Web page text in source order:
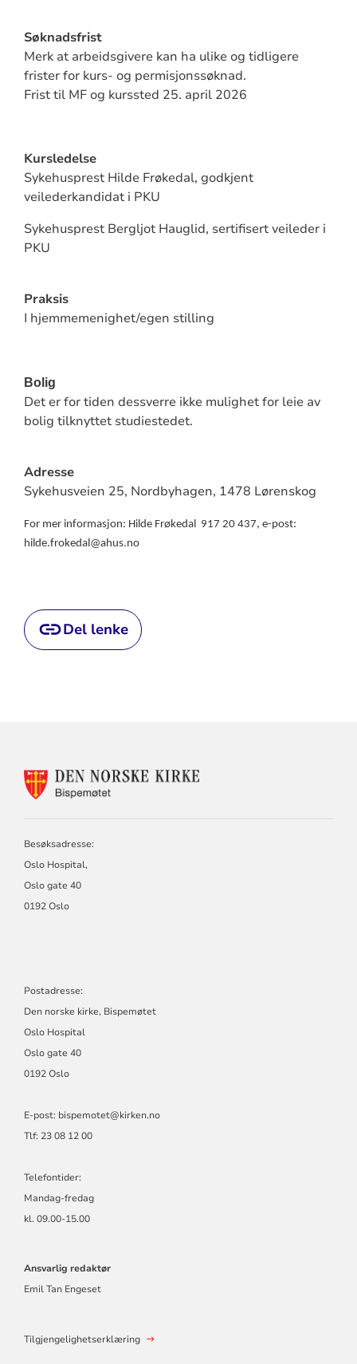
Søknadsfrist
Merk at arbeidsgivere kan ha ulike og tidligere
frister for kurs- og permisjonssøknad.
Frist til MF og kurssted 25. april 2026
Kursledelse
Sykehusprest Hilde Frøkedal, godkjent
veilederkandidat i PKU
Sykehusprest Bergljot Hauglid, sertifisert veileder i
PKU
Praksis
I hjemmemenighet/egen stilling
Bolig
Det er for tiden dessverre ikke mulighet for leie av
bolig tilknyttet studiestedet.
Adresse
Sykehusveien 25, Nordbyhagen, 1478 Lørenskog
For mer informasjon: Hilde Frøkedal
917 20 437, e-post:
hilde.frokedal@ahus.no
Del lenke
KONTAKTINFORMASJON
Besøksadresse:
Oslo Hospital,
Oslo gate 40
0192 Oslo
Postadresse:
Den norske kirke, Bispemøtet
Oslo Hospital
Oslo gate 40
0192 Oslo
E-post: bispemotet@kirken.no
Tlf: 23 08 12 00
Telefontider:
Mandag-fredag
kl. 09.00-15.00
Ansvarlig redaktør
Emil Tan Engeset
Tilgjengelighetserklæring